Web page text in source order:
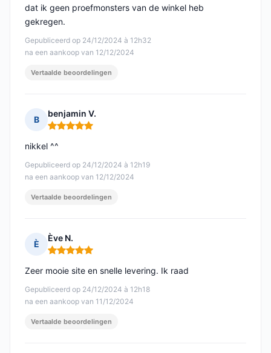
Gepubliceerd op 24/12/2024 à 12h32
na een aankoop van 12/12/2024
dat ik geen proefmonsters van de winkel heb
gekregen.
Vertaalde beoordelingen
B
benjamin V.
Opmerking: 5 van 5
Gepubliceerd op 24/12/2024 à 12h19
na een aankoop van 12/12/2024
nikkel ^^
Vertaalde beoordelingen
È
Ève N.
Opmerking: 5 van 5
Gepubliceerd op 24/12/2024 à 12h18
na een aankoop van 11/12/2024
Zeer mooie site en snelle levering. Ik raad
Vertaalde beoordelingen